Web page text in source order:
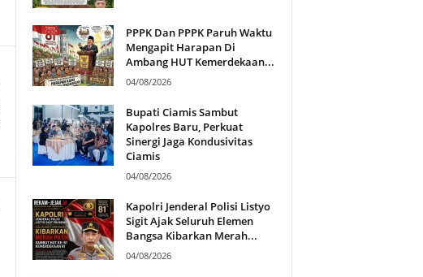
PPPK Dan PPPK Paruh Waktu
Mengapit Harapan Di
Ambang HUT Kemerdekaan...
04/08/2026
Bupati Ciamis Sambut
Kapolres Baru, Perkuat
Sinergi Jaga Kondusivitas
Ciamis
04/08/2026
Kapolri Jenderal Polisi Listyo
Sigit Ajak Seluruh Elemen
Bangsa Kibarkan Merah...
04/08/2026